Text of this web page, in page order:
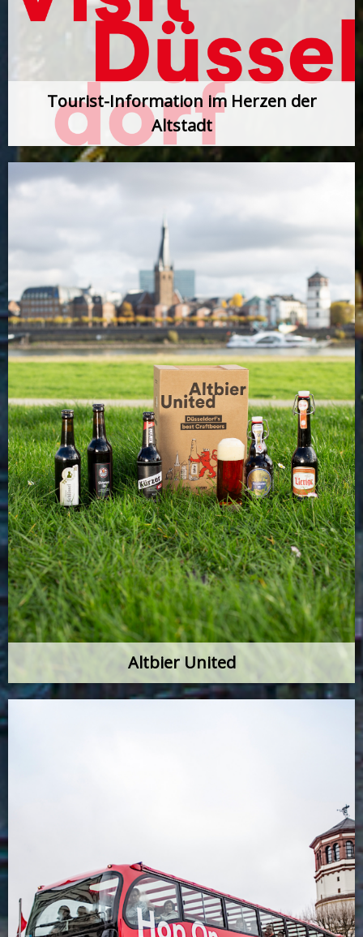
Tourist-Information im Herzen der
Altstadt
Altbier United